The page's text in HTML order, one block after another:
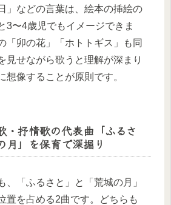
」などの言葉は、絵本の挿絵の
3〜4歳児でもイメージできま
「卯の花」「ホトトギス」も同
見せながら歌うと理解が深まり
想像することが原則です。
・抒情歌の代表曲「ふるさ
月」を保育で深掘り
、「ふるさと」と「荒城の月」
置を占める2曲です。どちらも